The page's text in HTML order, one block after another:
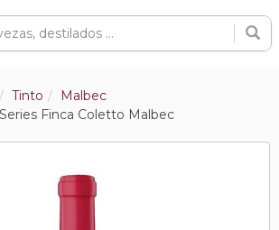
Tinto
Malbec
Finca Coletto Malbec